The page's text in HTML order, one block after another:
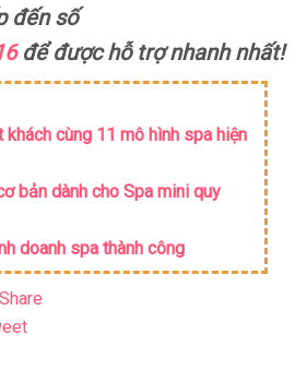
đến số
để được hỗ trợ nhanh nhất!
khách cùng 11 mô hình spa hiện
bản dành cho Spa mini quy
doanh spa thành công
Share